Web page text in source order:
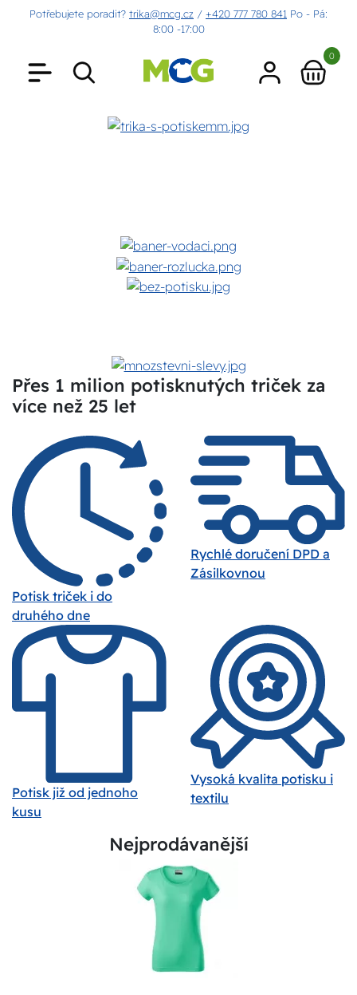
Potřebujete poradit? trika@mcg.cz / +420 777 780 841 Po - Pá:
8:00 -17:00
0
Přes 1 milion potisknutých triček za
více než 25 let
Potisk triček i do
druhého dne
Rychlé doručení DPD a
Zásilkovnou
Potisk již od jednoho
kusu
Vysoká kvalita potisku i
textilu
Nejprodávanější